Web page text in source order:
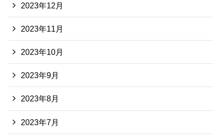
2023年12月
2023年11月
2023年10月
2023年9月
2023年8月
2023年7月